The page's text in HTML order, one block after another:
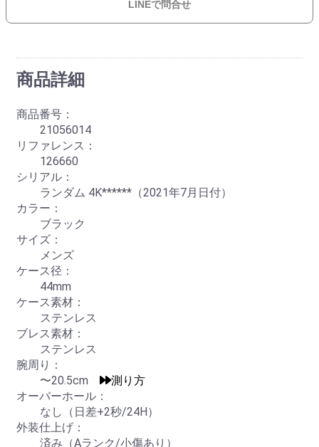
LINEで問合せ
商品詳細
商品番号：
21056014
リファレンス：
126660
シリアル：
ランダム 4K******（2021年7月日付）
カラー：
ブラック
サイズ：
メンズ
ケース径：
44mm
ケース素材：
ステンレス
ブレス素材：
ステンレス
腕周り：
〜20.5cm
測り方
オーバーホール：
なし（日差+2秒/24H）
外装仕上げ：
済み（Aランク/小傷あり）